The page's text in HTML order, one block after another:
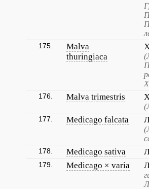
175.
Malva
thuringiaca
176. Malva trimestris
177. Medicago falcata
178. Medicago sativa
179. Medicago × varia